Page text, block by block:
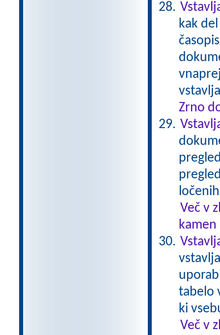
kak
Zrno
Več v
kamen
tabelo
ki
Več v